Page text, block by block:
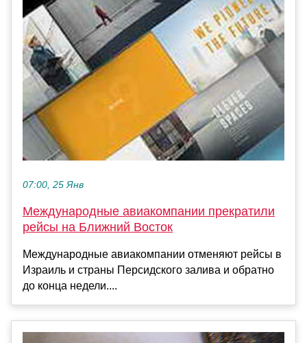
07:00, 25 Янв
Международные авиакомпании прекратили
рейсы на Ближний Восток
Международные авиакомпании отменяют рейсы в
Израиль и страны Персидского залива и обратно
до конца недели....